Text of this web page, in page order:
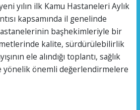
yılın ilk Kamu Hastaneleri Aylık
kapsamında il genelinde
başhekimleriyle bir
kalite, sürdürülebilirlik
ele alındığı toplantı, sağlık
yönelik önemli değerlendirmelere